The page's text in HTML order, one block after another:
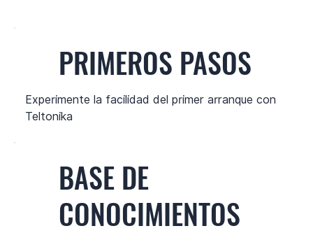
PRIMEROS PASOS
Experimente la facilidad del primer arranque con
Teltonika
BASE DE
CONOCIMIENTOS